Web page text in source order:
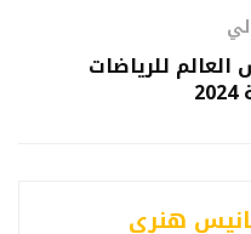
للرياضات
هنري